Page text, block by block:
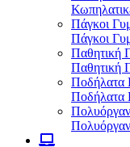
Πάγκοι
Πάγκοι
Παθητική
Παθητική
Ποδήλατα
Ποδήλατα